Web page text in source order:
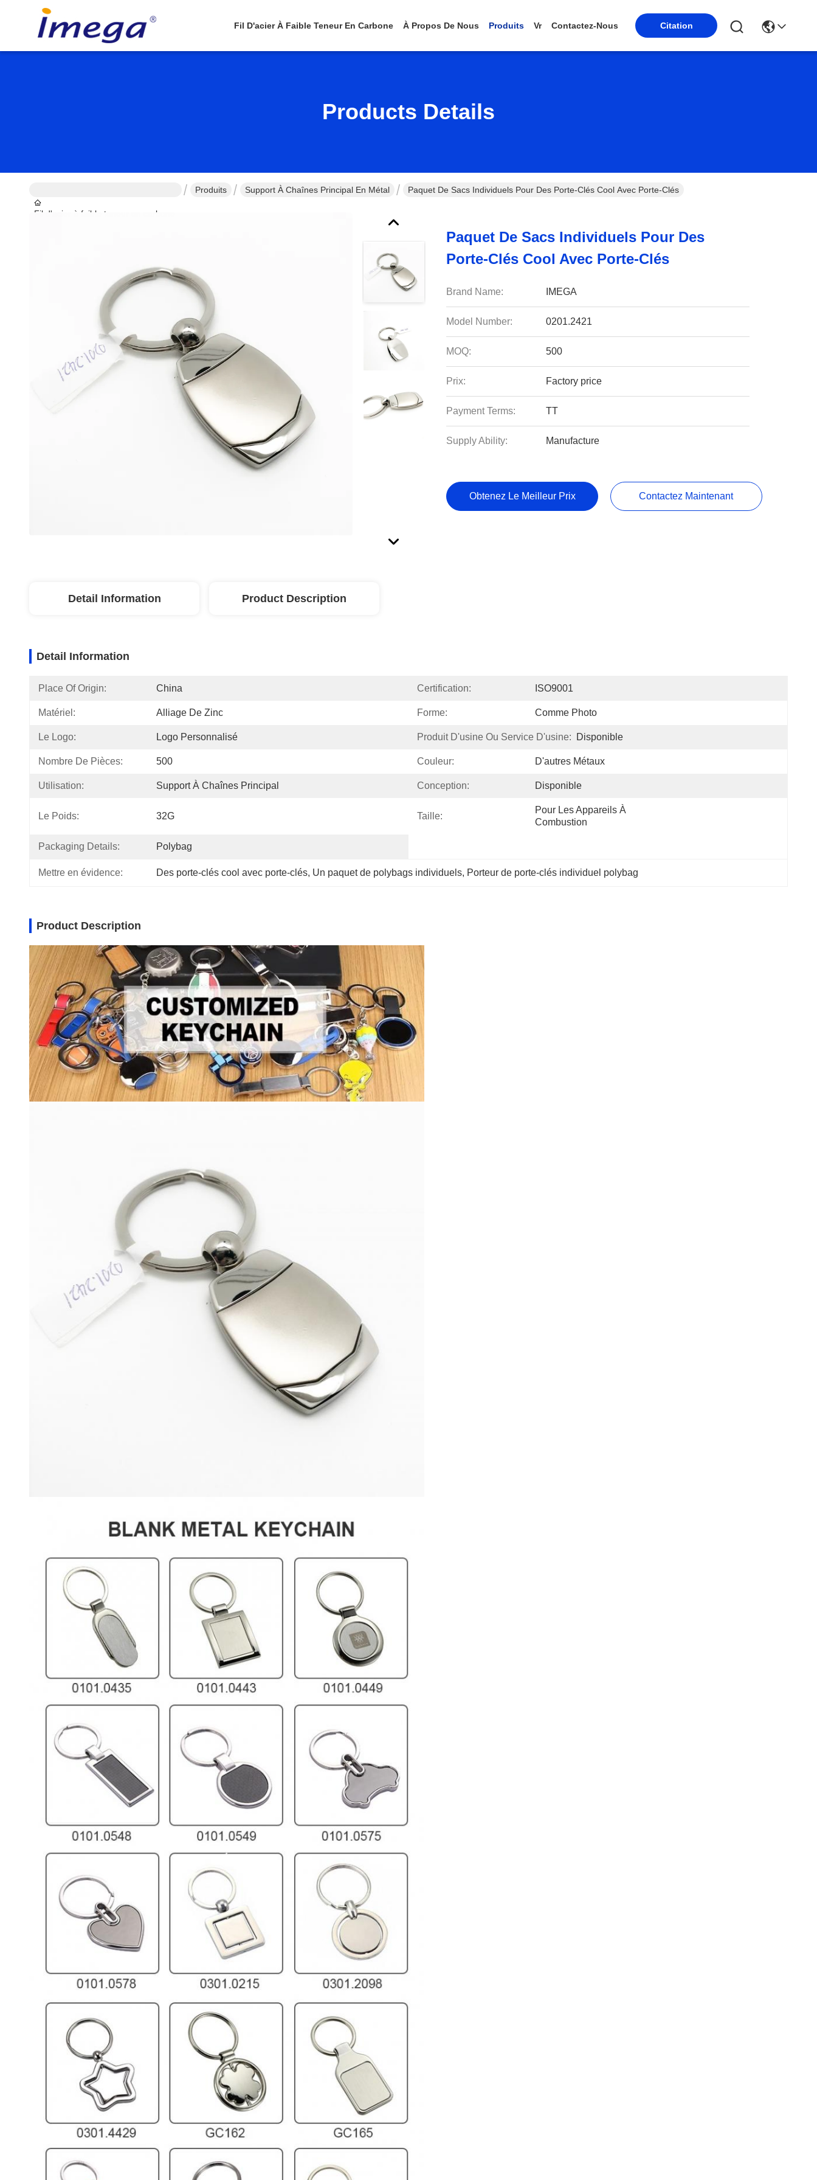
Fil D'acier À Faible Teneur En Carbone À Propos De Nous Produits Vr Contactez-Nous Citation
Products Details
Fil d'acier à faible teneur en carbone
Produits Support À Chaînes Principal En Métal Paquet De Sacs Individuels Pour Des Porte-Clés Cool Avec Porte-Clés
Paquet De Sacs Individuels Pour Des
Porte-Clés Cool Avec Porte-Clés
Brand Name: IMEGA
Model Number: 0201.2421
MOQ: 500
Prix: Factory price
Payment Terms: TT
Supply Ability: Manufacture
Obtenez Le Meilleur Prix Contactez Maintenant
Detail Information Product Description
Detail Information
Place Of Origin: China Certification: ISO9001
Matériel: Alliage De Zinc Forme: Comme Photo
Le Logo: Logo Personnalisé Produit D'usine Ou Service D'usine: Disponible
Nombre De Pièces: 500 Couleur: D'autres Métaux
Utilisation: Support À Chaînes Principal Conception: Disponible
Le Poids: 32G Taille:
Pour Les Appareils À
Combustion
Packaging Details: Polybag
Mettre en évidence: Des porte-clés cool avec porte-clés, Un paquet de polybags individuels, Porteur de porte-clés individuel polybag
Product Description